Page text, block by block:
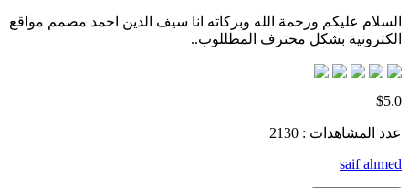
السلام عليكم ورحمة الله وبركاته انا سيف الدين احمد مصمم مواقع
الكترونية بشكل محترف المطللوب..
$5.0
عدد المشاهدات : 2130
saif ahmed